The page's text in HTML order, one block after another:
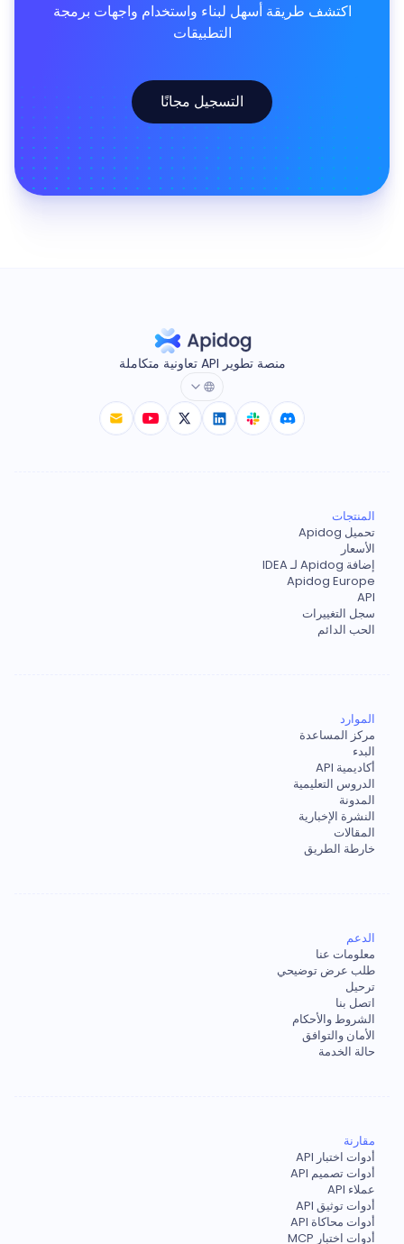
اكتشف طريقة أسهل لبناء واستخدام واجهات برمجة
التطبيقات
التسجيل مجانًا
منصة تطوير API تعاونية متكاملة
المنتجات
تحميل Apidog
الأسعار
إضافة Apidog لـ IDEA
Apidog Europe
API
سجل التغييرات
الحب الدائم
الموارد
مركز المساعدة
البدء
أكاديمية API
الدروس التعليمية
المدونة
النشرة الإخبارية
المقالات
خارطة الطريق
الدعم
معلومات عنا
طلب عرض توضيحي
ترحيل
اتصل بنا
الشروط والأحكام
الأمان والتوافق
حالة الخدمة
مقارنة
أدوات اختبار API
أدوات تصميم API
عملاء API
أدوات توثيق API
أدوات محاكاة API
أدوات اختبار MCP